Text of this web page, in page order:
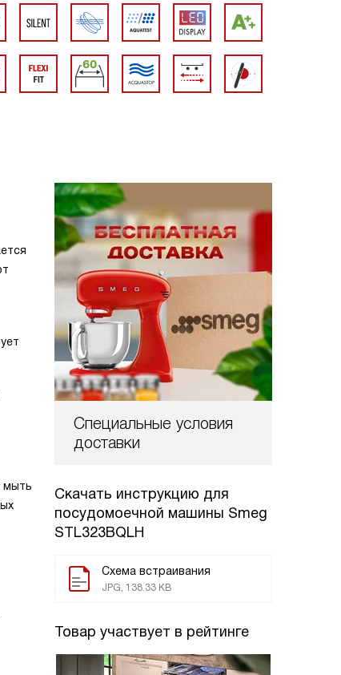
Специальные условия
доставки
Скачать инструкцию для
посудомоечной машины Smeg
STL323BQLH
Схема встраивания
JPG, 138.33 KB
Товар участвует в рейтинге
мыть